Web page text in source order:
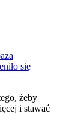
się
żeby
i stawać